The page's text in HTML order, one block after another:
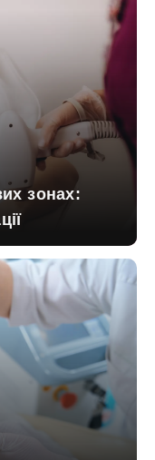
зонах: